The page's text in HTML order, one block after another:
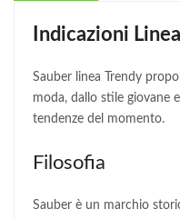
Indicazioni Linea
Sauber linea Trendy
moda, dallo stile giovane
tendenze del momento.
Filosofia
Sauber è un marchio